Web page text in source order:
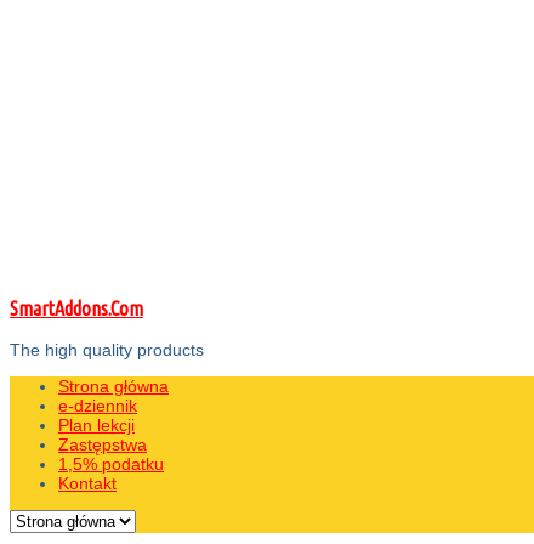
SmartAddons.Com
The high quality products
Strona główna
e-dziennik
Plan lekcji
Zastępstwa
1,5% podatku
Kontakt